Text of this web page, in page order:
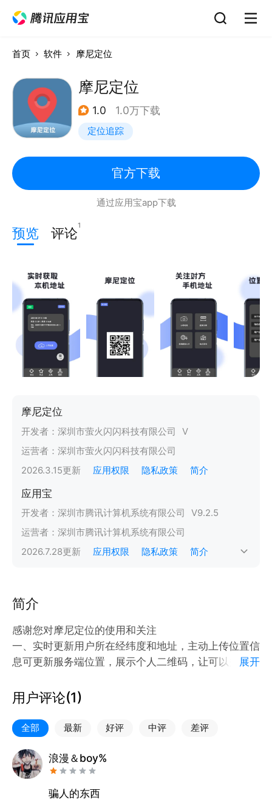
首页 软件 摩尼定位
摩尼定位
1.0 1.0万下载
定位追踪
官方下载
通过应用宝app下载
预览 评论1
摩尼定位
开发者： 深圳市萤火闪闪科技有限公司
V
运营者： 深圳市萤火闪闪科技有限公司
2026.3.15更新 应用权限 隐私政策 简介
应用宝
开发者： 深圳市腾讯计算机系统有限公司 V9.2.5
运营者： 深圳市腾讯计算机系统有限公司
2026.7.28更新 应用权限 隐私政策 简介
简介
感谢您对摩尼定位的使用和关注
一、实时更新用户所在经纬度和地址，主动上传位置信
息可更新服务端位置，展示个人二维码，让可以关注的
二、通过扫一扫，关注二维码用户，即可获得对方的地
理位置。
三、几个与地理位置相关的小工具。
展开
用户评论(1)
全部 最新 好评 中评 差评
浪漫＆boy%
骗人的东西